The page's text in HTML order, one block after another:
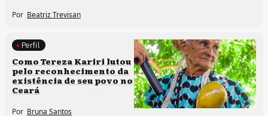
Por Beatriz Trevisan
Comunidades tradicionais
Perfil
Como Tereza Kariri lutou
pelo reconhecimento da
existência de seu povo no
Ceará
Por Bruna Santos